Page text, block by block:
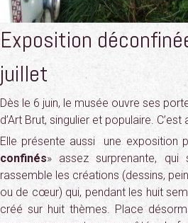
Exposition
juillet
Dès le 6 juin, le musée ouvre ses
d’Art Brut, singulier et populaire. C’est
Elle présente aussi une exposition
confinés» assez surprenante, qui
rassemble les créations (dessins,
ou de cœur) qui, pendant les huit
créé sur huit thèmes. Place